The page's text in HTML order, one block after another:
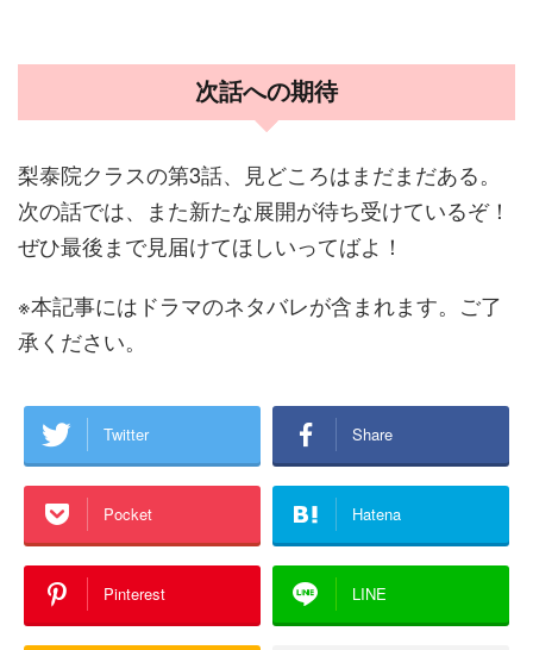
次話への期待
梨泰院クラスの第3話、見どころはまだまだある。
次の話では、また新たな展開が待ち受けているぞ！
ぜひ最後まで見届けてほしいってばよ！
※本記事にはドラマのネタバレが含まれます。ご了
承ください。
Twitter Share
Pocket Hatena
Pinterest LINE